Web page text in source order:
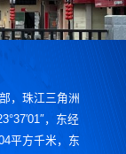
，珠江三角洲
，东经
平方千米，东